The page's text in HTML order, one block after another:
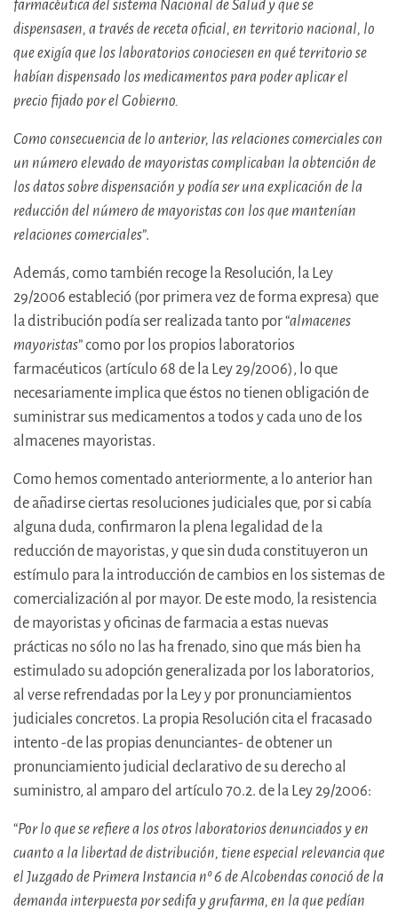
farmacéutica del sistema Nacional de Salud y que se
dispensasen, a través de receta oficial, en territorio nacional, lo
que exigía que los laboratorios conociesen en qué territorio se
habían dispensado los medicamentos para poder aplicar el
precio fijado por el Gobierno.
Como consecuencia de lo anterior, las relaciones comerciales con
un número elevado de mayoristas complicaban la obtención de
los datos sobre dispensación y podía ser una explicación de la
reducción del número de mayoristas con los que mantenían
relaciones comerciales”.
Además, como también recoge la Resolución, la Ley
29/2006 estableció (por primera vez de forma expresa) que
la distribución podía ser realizada tanto por “almacenes
mayoristas” como por los propios laboratorios
farmacéuticos (artículo 68 de la Ley 29/2006), lo que
necesariamente implica que éstos no tienen obligación de
suministrar sus medicamentos a todos y cada uno de los
almacenes mayoristas.
Como hemos comentado anteriormente, a lo anterior han
de añadirse ciertas resoluciones judiciales que, por si cabía
alguna duda, confirmaron la plena legalidad de la
reducción de mayoristas, y que sin duda constituyeron un
estímulo para la introducción de cambios en los sistemas de
comercialización al por mayor. De este modo, la resistencia
de mayoristas y oficinas de farmacia a estas nuevas
prácticas no sólo no las ha frenado, sino que más bien ha
estimulado su adopción generalizada por los laboratorios,
al verse refrendadas por la Ley y por pronunciamientos
judiciales concretos. La propia Resolución cita el fracasado
intento -de las propias denunciantes- de obtener un
pronunciamiento judicial declarativo de su derecho al
suministro, al amparo del artículo 70.2. de la Ley 29/2006:
“Por lo que se refiere a los otros laboratorios denunciados y en
cuanto a la libertad de distribución, tiene especial relevancia que
el Juzgado de Primera Instancia nº 6 de Alcobendas conoció de la
demanda interpuesta por sedifa y grufarma, en la que pedían